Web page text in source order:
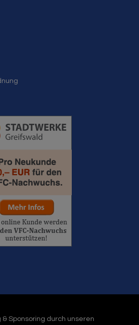
& Sponsoring durch unseren